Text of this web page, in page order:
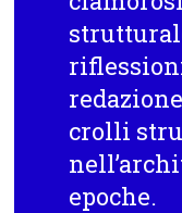
crolli
epoche.